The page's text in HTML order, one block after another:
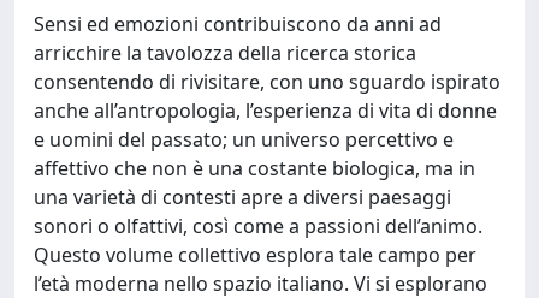
Sensi ed emozioni contribuiscono da anni ad
arricchire la tavolozza della ricerca storica
consentendo di rivisitare, con uno sguardo ispirato
anche all’antropologia, l’esperienza di vita di donne
e uomini del passato; un universo percettivo e
affettivo che non è una costante biologica, ma in
una varietà di contesti apre a diversi paesaggi
sonori o olfattivi, così come a passioni dell’animo.
Questo volume collettivo esplora tale campo per
l’età moderna nello spazio italiano. Vi si esplorano